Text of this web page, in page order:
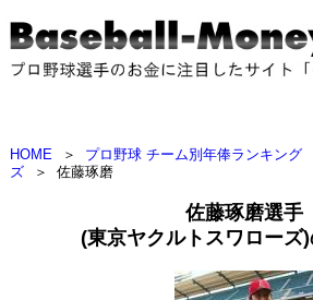
HOME ＞ プロ野球 チーム別年俸ランキング
ズ
＞ 佐藤琢磨
佐藤琢磨選手
(東京ヤクルトスワローズ